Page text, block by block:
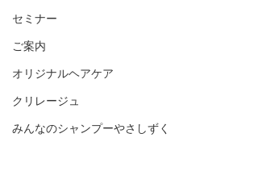
セミナー
ご案内
オリジナルヘアケア
クリレージュ
みんなのシャンプーやさしずく